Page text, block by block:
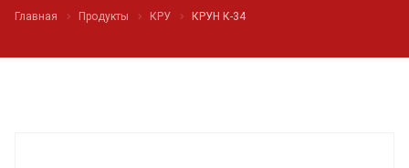
Главная Продукты КРУ КРУН К-34